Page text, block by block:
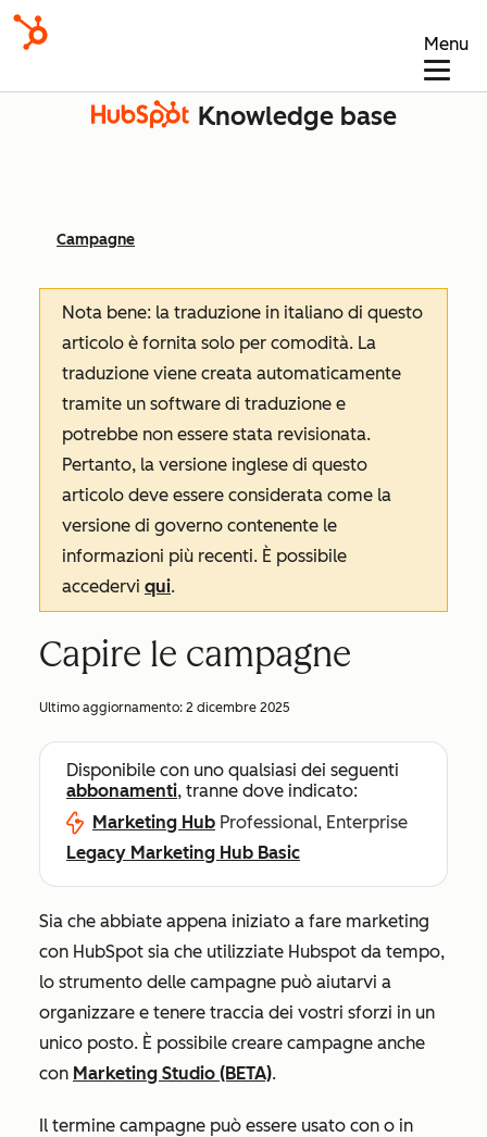
Menu
Knowledge base
Campagne
Nota bene: la traduzione in italiano di questo
articolo è fornita solo per comodità. La
traduzione viene creata automaticamente
tramite un software di traduzione e
potrebbe non essere stata revisionata.
Pertanto, la versione inglese di questo
articolo deve essere considerata come la
versione di governo contenente le
informazioni più recenti. È possibile
accedervi qui.
Capire le campagne
Ultimo aggiornamento: 2 dicembre 2025
Disponibile con uno qualsiasi dei seguenti
abbonamenti, tranne dove indicato:
Marketing Hub Professional, Enterprise
Legacy Marketing Hub Basic
Sia che abbiate appena iniziato a fare marketing
con HubSpot sia che utilizziate Hubspot da tempo,
lo strumento delle campagne può aiutarvi a
organizzare e tenere traccia dei vostri sforzi in un
unico posto. È possibile creare campagne anche
con Marketing Studio (BETA).
Il termine campagne può essere usato con o in